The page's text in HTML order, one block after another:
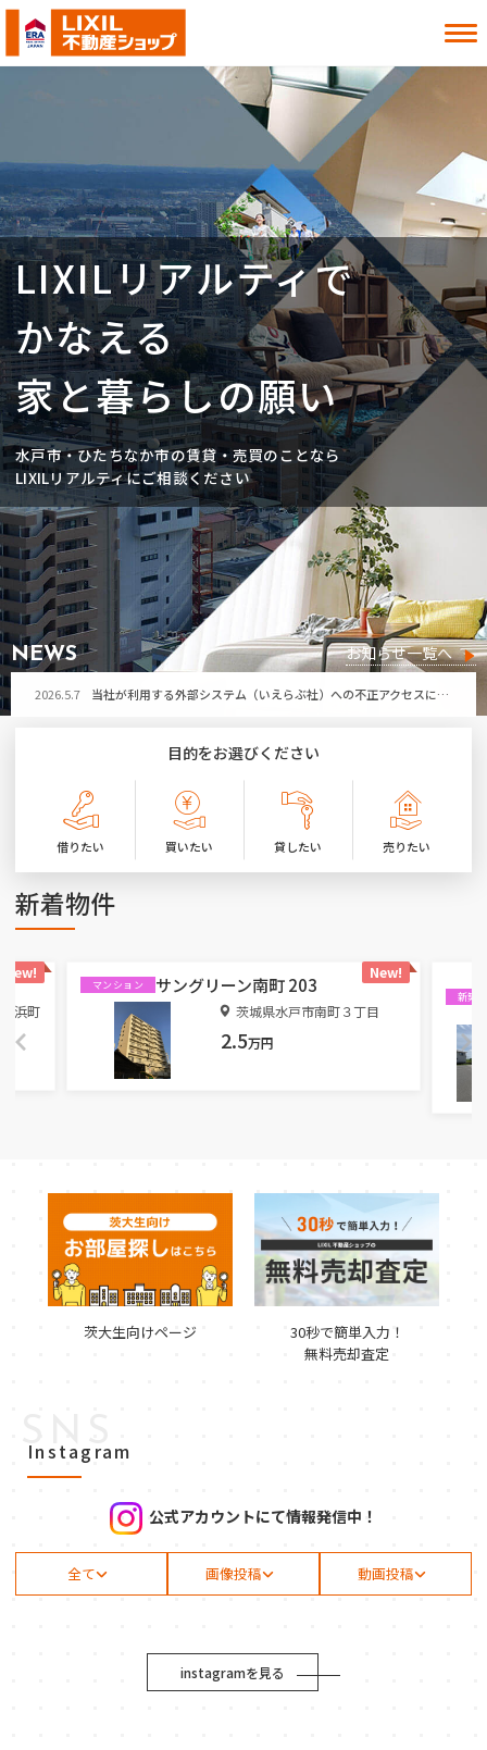
借りたい
貸したい
売りたい
お知らせ
お役立ち情報
よくある質問
MITOシル
事業内容
店舗案内
入居者様へ
会社情報
採用情報
お近くの店舗を探す
お問い合わせ
お気に入り物件
LIXILリアルティで
かなえる
家と暮らしの願い
水戸市・ひたちなか市の賃貸・売買のことなら
LIXILリアルティにご相談ください
NEWS お知らせ一覧へ
2026.5.7 当社が利用する外部システム（いえらぶ社）への不正アクセスによる個人情報流出の可能性について
2026.7.29 令和8年熊本地震により被害に遭われた皆さまへ
2026.7.21 第32回ひたちなか祭り開催に伴う「勝田営業所」臨時休業のお知らせ
2026.7.17 夏季休暇のお知らせ
2026.5.7 当社が利用する外部システム（いえらぶ社）への不正アクセスによる個人情報流出の可能性について
第32回ひたちなか祭り開催に伴う「勝田営業所」臨時休業のお知らせ
2026.7.17 夏季休暇のお知らせ
2026.5.7 当社が利用する外部システム（いえらぶ社）への不正アクセスによる個人情報流出の可能性について
目的をお選びください
借りたい 買いたい 貸したい 売りたい
新着物件
New!
浜町
New!
マンション サングリーン南町 203
茨城県水戸市南町３丁目
2.5万円
新築
茨大生向けページ
30秒で簡単入力！
無料売却査定
Instagram
公式アカウントにて情報発信中！
全て 画像投稿 動画投稿
instagramを見る